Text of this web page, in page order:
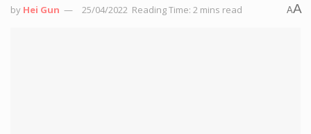
by Hei Gun 25/04/2022 Reading Time: 2 mins read AA